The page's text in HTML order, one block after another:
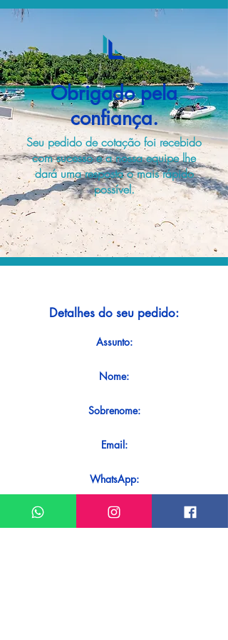
Obrigado pela
confiança.
Seu pedido de cotação foi recebido
com sucesso e a nossa equipe lhe
dará uma resposta o mais rápido
possível.
Detalhes do seu pedido:
Assunto:
Nome:
Sobrenome:
Email:
WhatsApp:
Mensagem: